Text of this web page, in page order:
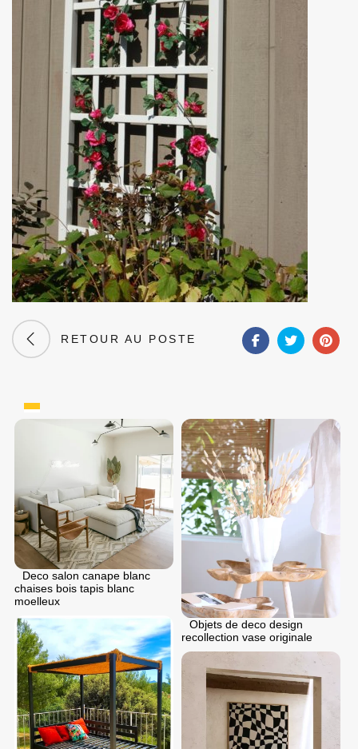
RETOUR AU POSTE
Deco salon canape blanc
chaises bois tapis blanc
moelleux
Objets de deco design
recollection vase originale